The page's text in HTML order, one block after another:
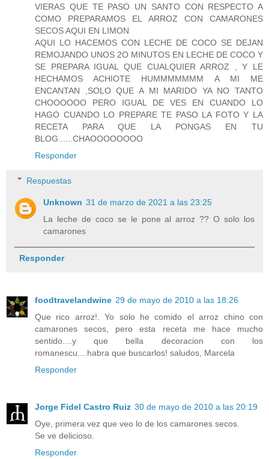
VIERAS QUE TE PASO UN SANTO CON RESPECTO A
COMO PREPARAMOS EL ARROZ CON CAMARONES
SECOS AQUI EN LIMON
AQUI LO HACEMOS CON LECHE DE COCO SE DEJAN
REMOJANDO UNOS 2O MINUTOS EN LECHE DE COCO Y
SE PREPARA IGUAL QUE CUALQUIER ARROZ , Y LE
HECHAMOS ACHIOTE HUMMMMMMM A MI ME
ENCANTAN ,SOLO QUE A MI MARIDO YA NO TANTO
CHOOOOOO PERO IGUAL DE VES EN CUANDO LO
HAGO CUANDO LO PREPARE TE PASO LA FOTO Y LA
RECETA PARA QUE LA PONGAS EN TU
BLOG......CHAOOOOOOOO
Responder
Respuestas
Unknown 31 de marzo de 2021 a las 23:25
La leche de coco se le pone al arroz ?? O solo los
camarones
Responder
foodtravelandwine 29 de mayo de 2010 a las 18:26
Que rico arroz!. Yo solo he comido el arroz chino con
camarones secos, pero esta receta me hace mucho
sentido....y que bella decoracion con los
romanescu....habra que buscarlos! saludos, Marcela
Responder
Jorge Fidel Castro Ruiz 30 de mayo de 2010 a las 20:19
Oye, primera vez que veo lo de los camarones secos.
Se ve delicioso.
Responder